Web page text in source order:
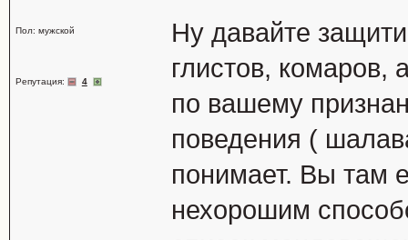
Пол: мужской
Репутация: 4
Ну давайте
глистов, комаров,
по вашему
поведения (
понимает. Вы там
нехорошим